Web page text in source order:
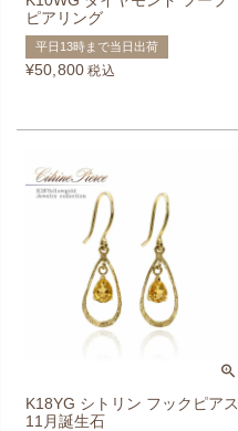
ピアリング
平日13時まで当日出荷
¥50,800 税込
K18YG シトリン フックピアス
11月誕生石